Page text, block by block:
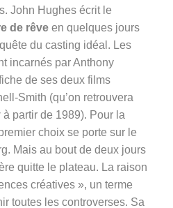
John Hughes écrit le
de rêve en quelques jours
du casting idéal. Les
incarnés parAnthony
de ses deux films
Smith (qu’on retrouvera
à partir de 1989). Pour la
choix se porte sur le
Mais au bout de deux jours
quitte le plateau. La raison
créatives », un terme
toutes les controverses. Sa